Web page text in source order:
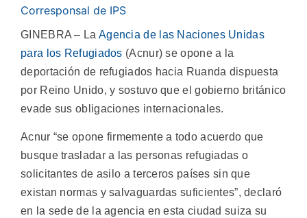
Corresponsal de IPS
GINEBRA – La Agencia de las Naciones Unidas
para los Refugiados (Acnur) se opone a la
deportación de refugiados hacia Ruanda dispuesta
por Reino Unido, y sostuvo que el gobierno británico
evade sus obligaciones internacionales.
Acnur “se opone firmemente a todo acuerdo que
busque trasladar a las personas refugiadas o
solicitantes de asilo a terceros países sin que
existan normas y salvaguardas suficientes”, declaró
en la sede de la agencia en esta ciudad suiza su